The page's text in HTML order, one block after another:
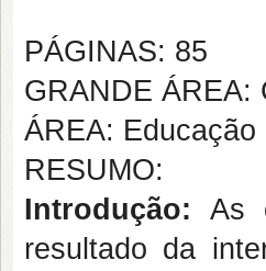
PÁGINAS: 85
GRANDE ÁREA:
ÁREA:
RESUMO:
Introdução: As
resultado da